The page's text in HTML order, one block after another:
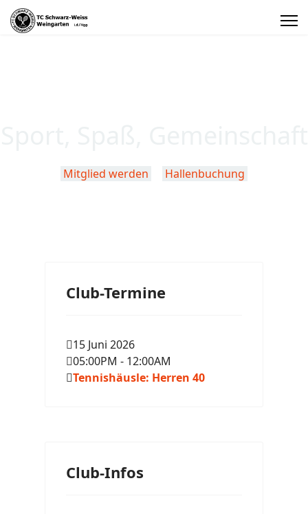
Mitglied werden Hallenbuchung
Club-Termine
15 Juni 2026
05:00PM - 12:00AM
Tennishäusle: Herren 40
Club-Infos